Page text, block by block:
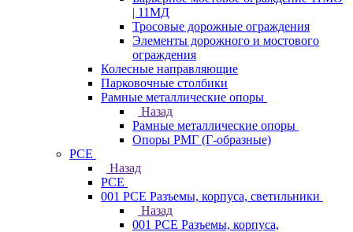
| 11МД
Тросовые дорожные ограждения
Элементы дорожного и мостового
ограждения
Колесные направляющие
Парковочные столбики
Рамные металлические опоры
Назад
Рамные металлические опоры
Опоры РМГ (Г-образные)
PCE
Назад
PCE
001 PCE Разъемы, корпуса, светильники
Назад
001 PCE Разъемы, корпуса,